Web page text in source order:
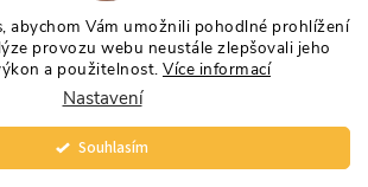
abychom Vám umožnili pohodlné prohlížení
provozu webu neustále zlepšovali jeho
a použitelnost. Více informací
Nastavení
Souhlasím
Vytvořil Shoptet
Nejlevnější Výživa. Všechna práva vyhrazena.